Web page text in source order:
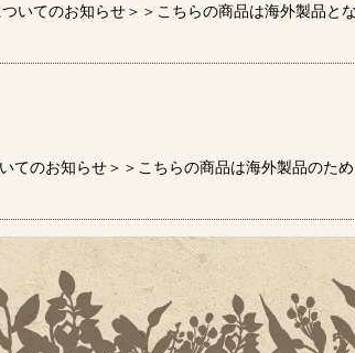
いてのお知らせ＞＞こちらの商品は海外製品
てのお知らせ＞＞こちらの商品は海外製品の